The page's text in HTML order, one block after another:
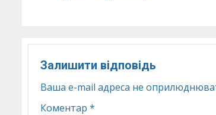
Залишити відповідь
Ваша e-mail адреса не
Коментар *